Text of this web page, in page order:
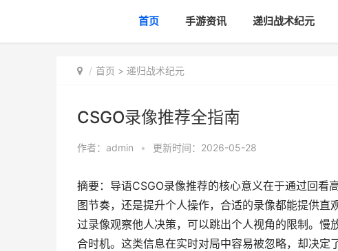
首页 手游资讯 递归战术纪元
首页 > 递归战术纪元
CSGO录像推荐全指南
作者： admin • 更新时间：2026-05-28
摘要：导语CSGO录像推荐的核心意义在于通过回看
图节奏，还是提升个人操作，合适的录像都能提供
过录像观察他人决策，可以跳出个人视角的限制。
合时机。这类信息在实时对局中容易被忽略，却决定